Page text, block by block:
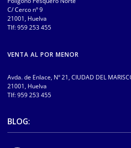
C/ Cerco nº 9
21001, Huelva
Tlf:959 253 455
VENTA AL POR MENOR
Avda. de Enlace, Nº 21, CIUDAD DEL
21001, Huelva
Tlf:959 253 455
BLOG: